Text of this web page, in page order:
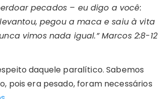
pecados – eu digo a você:
pegou a maca e saiu à vita
vimos nada igual.” Marcos 2:8-12
daquele paralítico. Sabemos
pois era pesado, foram necessários